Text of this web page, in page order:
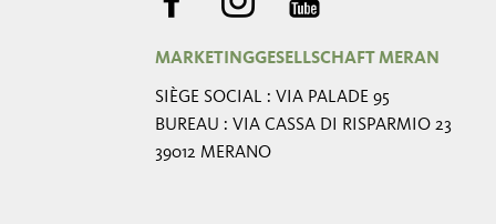
MARKETINGGESELLSCHAFT MERAN
SIÈGE SOCIAL : VIA PALADE 95
BUREAU : VIA CASSA DI RISPARMIO 23
39012 MERANO